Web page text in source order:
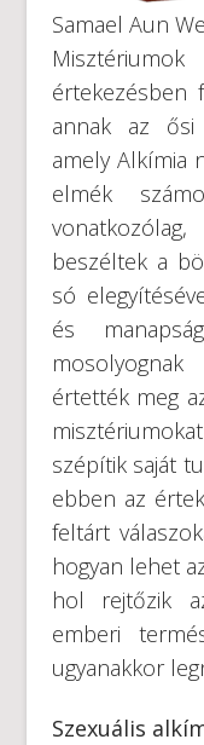
Samael Aun
értekezésben
annak az ősi
amely Alkímia
elmék
beszéltek a
só
és
értették meg
szépítik saját
ebben az
feltárt
hogyan lehet
hol rejtőzik
emberi
ugyanakkor
Szexuális